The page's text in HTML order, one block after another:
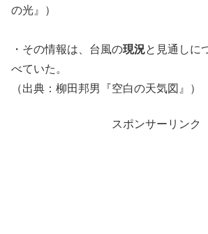
の光』）
・その情報は、台風の現況と見通しに
べていた。
（出典：柳田邦男『空白の天気図』）
スポンサーリンク